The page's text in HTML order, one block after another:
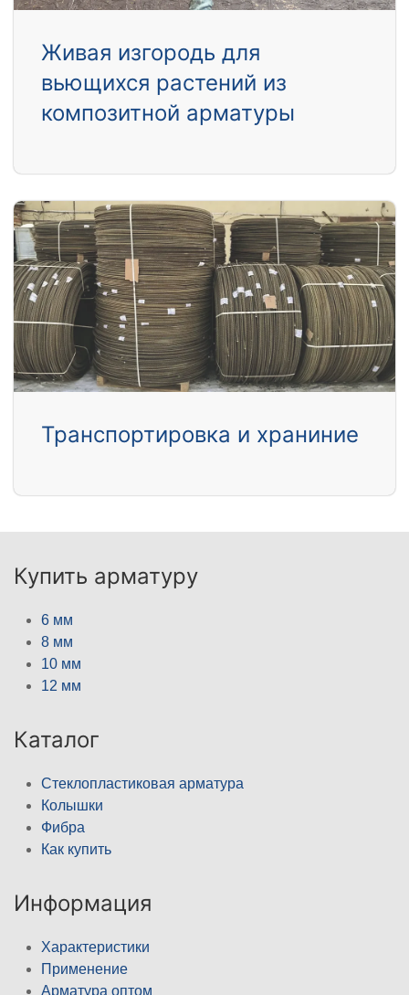
Живая изгородь для
вьющихся растений из
композитной арматуры
Транспортировка и храниние
Купить арматуру
6 мм
8 мм
10 мм
12 мм
Каталог
Стеклопластиковая арматура
Колышки
Фибра
Как купить
Информация
Характеристики
Применение
Арматура оптом